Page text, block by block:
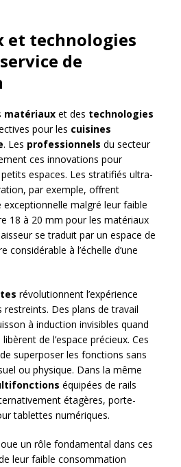
et technologies
de
matériaux et des technologies
pour les cuisines
. Les professionnels du secteur
ces innovations pour
espaces. Les stratifiés ultra-
par exemple, offrent
malgré leur faible
18 à 20 mm pour les matériaux
se traduit par un espace de
à l’échelle d’une
révolutionnent l’expérience
restreints. Des plans de travail
à induction invisibles quand
de l’espace précieux. Ces
superposer les fonctions sans
ou physique. Dans la même
équipées de rails
étagères, porte-
tablettes numériques.
un rôle fondamental dans ces
leur faible consommation